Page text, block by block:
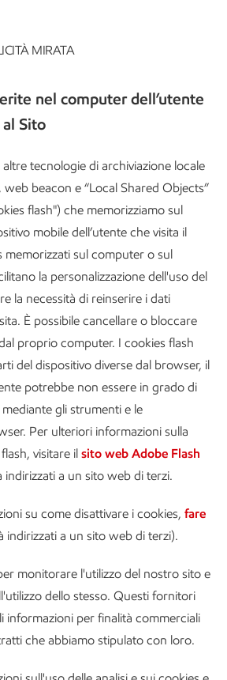
MIRATA
nel computer dell’utente
Sito
altre tecnologie di archiviazione locale
beacon e “Local Shared Objects”
flash") che memorizziamo sul
mobile dell’utente che visita il
memorizzati sul computer o sul
la personalizzazione dell'uso del
la necessità di reinserire i dati
È possibile cancellare o bloccare
proprio computer. I cookies flash
del dispositivo diverse dal browser, il
potrebbe non essere in grado di
gli strumenti e le
Per ulteriori informazioni sulla
visitare il sito web Adobe Flash
indirizzati a un sito web di terzi.
su come disattivare i cookies, fare
indirizzati a un sito web di terzi).
monitorare l'utilizzo del nostro sito e
dello stesso. Questi fornitori
informazioni per finalità commerciali
che abbiamo stipulato con loro.